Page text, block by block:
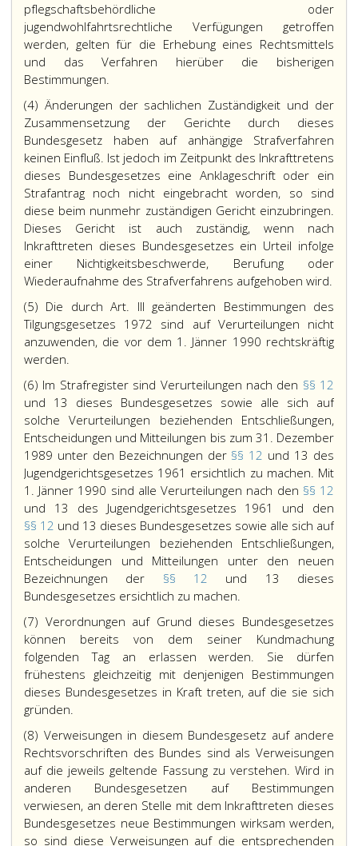
pflegschaftsbehördliche oder
jugendwohlfahrtsrechtliche Verfügungen getroffen
werden, gelten für die Erhebung eines Rechtsmittels
und das Verfahren hierüber die bisherigen
Bestimmungen.
(4) Änderungen der sachlichen Zuständigkeit und der
Zusammensetzung der Gerichte durch dieses
Bundesgesetz haben auf anhängige Strafverfahren
keinen Einfluß. Ist jedoch im Zeitpunkt des Inkrafttretens
dieses Bundesgesetzes eine Anklageschrift oder ein
Strafantrag noch nicht eingebracht worden, so sind
diese beim nunmehr zuständigen Gericht einzubringen.
Dieses Gericht ist auch zuständig, wenn nach
Inkrafttreten dieses Bundesgesetzes ein Urteil infolge
einer Nichtigkeitsbeschwerde, Berufung oder
Wiederaufnahme des Strafverfahrens aufgehoben wird.
(5) Die durch Art. III geänderten Bestimmungen des
Tilgungsgesetzes 1972 sind auf Verurteilungen nicht
anzuwenden, die vor dem 1. Jänner 1990 rechtskräftig
werden.
(6) Im Strafregister sind Verurteilungen nach den §§ 12
und 13 dieses Bundesgesetzes sowie alle sich auf
solche Verurteilungen beziehenden Entschließungen,
Entscheidungen und Mitteilungen bis zum 31. Dezember
1989 unter den Bezeichnungen der §§ 12 und 13 des
Jugendgerichtsgesetzes 1961 ersichtlich zu machen. Mit
1. Jänner 1990 sind alle Verurteilungen nach den §§ 12
und 13 des Jugendgerichtsgesetzes 1961 und den
§§ 12 und 13 dieses Bundesgesetzes sowie alle sich auf
solche Verurteilungen beziehenden Entschließungen,
Entscheidungen und Mitteilungen unter den neuen
Bezeichnungen der §§ 12 und 13 dieses
Bundesgesetzes ersichtlich zu machen.
(7) Verordnungen auf Grund dieses Bundesgesetzes
können bereits von dem seiner Kundmachung
folgenden Tag an erlassen werden. Sie dürfen
frühestens gleichzeitig mit denjenigen Bestimmungen
dieses Bundesgesetzes in Kraft treten, auf die sie sich
gründen.
(8) Verweisungen in diesem Bundesgesetz auf andere
Rechtsvorschriften des Bundes sind als Verweisungen
auf die jeweils geltende Fassung zu verstehen. Wird in
anderen Bundesgesetzen auf Bestimmungen
verwiesen, an deren Stelle mit dem Inkrafttreten dieses
Bundesgesetzes neue Bestimmungen wirksam werden,
so sind diese Verweisungen auf die entsprechenden